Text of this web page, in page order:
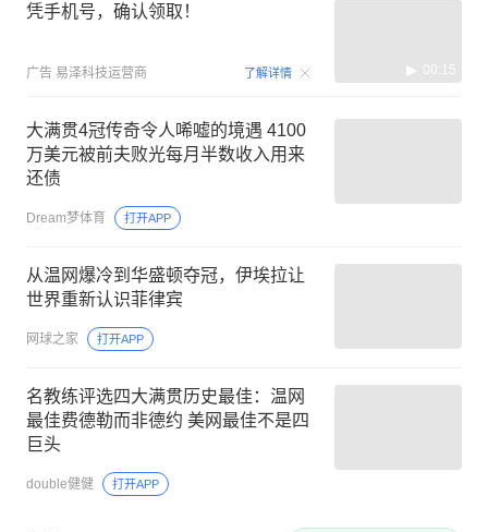
凭手机号，确认领取！
广告 易泽科技运营商 了解详情 00:15
大满贯4冠传奇令人唏嘘的境遇 4100
万美元被前夫败光每月半数收入用来
还债
Dream梦体育 打开APP
从温网爆冷到华盛顿夺冠，伊埃拉让
世界重新认识菲律宾
网球之家 打开APP
名教练评选四大满贯历史最佳：温网
最佳费德勒而非德约 美网最佳不是四
巨头
double健健 打开APP